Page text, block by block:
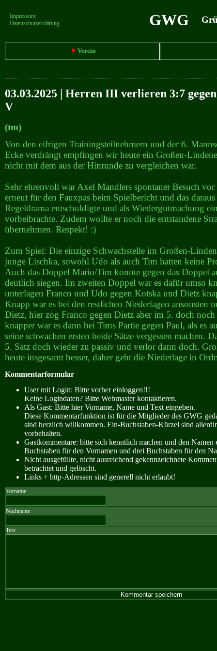
Impressum
Datenschutzerklärung
GWG
Verein
03.03.2025 | Herren III verlieren 3:7
V
(tm)
Von den eifrigen Trainingsteilnehmern und der 6.
Ecke verdrängt empfingen wir heute ein Großen-
nicht mit dem aus der Hinrunde zu vergleichen war.
Sehr ehrenvoll war Axel Mandlers spontaner Besuch
erneut für den Fauxpas beim Spielbericht und das daraus
Regeldrama entschuldigte und als Wiedergutmachung
vorbeibrachte. Zudem wollte er noch die entstandene
übernehmen. Respekt! :)
Zum Spiel: Die einzige Schwachstelle im Großen-
junge Lischka, sowohl Udo als auch Tim hatten keine
Auch das Doppel Mario/Tim konnte gegen das Doppel
deutlich siegen. Im zweiten Doppel war es dafür umso
unterlagen Franco und Udo gegen Kotska und Dietz
Knapp war es bei den restlichen Niederlagen ansonsten
Dietz, hier zog Franco gegen Dietz aber im 5. doch
knapper war es dann bei Tims Partie gegen Paul, als es
seine schwachen ersten beide Sätze vergessen machen.
5. Satz doch wieder zu passiv und verlor dann doch.
heute insgesamt besser, daher geht die Niederlage in
Kommentarformular
User mit Login: Bitte vorher einloggen!!!
Keine Logindaten? Bitte Webmaster kontaktieren.
Als Gast: Bitte hier Vorname, Name und Text eingeben.
Diese Kommentarfunktion ist für die Mitglieder des GWG
sind herzlich willkommen. Ein-Buchstaben-Kürzel sind
vorbehalten.
Gastkommentare: bitte sich kenntlich machen und den Namen
Buchstaben für den Vornamen und drei Buchstaben für den
Nicht ausgefüllte, nicht ausreichend gekennzeichnete
betrachtet und gelöscht.
Links + http-Adressen sind generell nicht erlaubt!
Vorname
Nachname
Text